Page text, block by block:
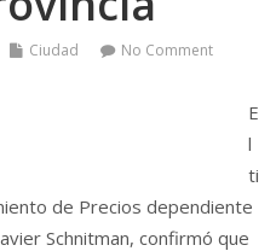
Ciudad No Comment
E
l
ti
de Precios dependiente
Schnitman, confirmó que